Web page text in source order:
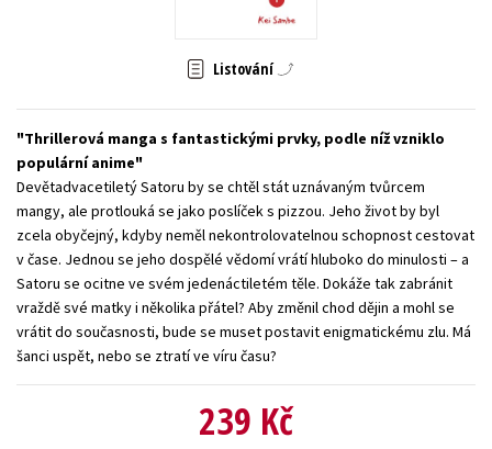
Zahraniční literatura
Všechny tituly
Listování
Thrillerová manga s fantastickými prvky, podle níž vzniklo
populární anime
Devětadvacetiletý Satoru by se chtěl stát uznávaným tvůrcem
mangy, ale protlouká se jako poslíček s pizzou. Jeho život by byl
zcela obyčejný, kdyby neměl nekontrolovatelnou schopnost cestovat
v čase. Jednou se jeho dospělé vědomí vrátí hluboko do minulosti – a
Satoru se ocitne ve svém jedenáctiletém těle. Dokáže tak zabránit
vraždě své matky i několika přátel? Aby změnil chod dějin a mohl se
vrátit do současnosti, bude se muset postavit enigmatickému zlu. Má
šanci uspět, nebo se ztratí ve víru času?
239 Kč